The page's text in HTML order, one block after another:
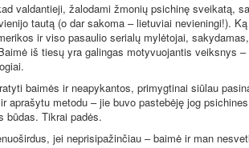
valdantieji, žalodami žmonių psichinę sveikatą,
tautą (o dar sakoma – lietuviai nevieningi!).
ir viso pasaulio serialų mylėtojai,
iš tiesų yra galingas motyvuojantis veiksnys
baimės ir neapykantos, primygtinai siūlau
aprašytu metodu – jie buvo pastebėję jog
būdas. Tikrai padės.
jei neprisipažinčiau – baimė ir man